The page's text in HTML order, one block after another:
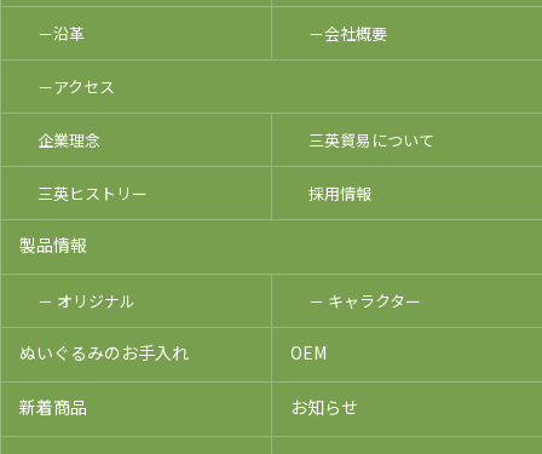
－沿革 －会社概要
－アクセス
企業理念 三英貿易について
三英ヒストリー 採用情報
製品情報
－ オリジナル － キャラクター
ぬいぐるみのお手入れ OEM
新着商品 お知らせ